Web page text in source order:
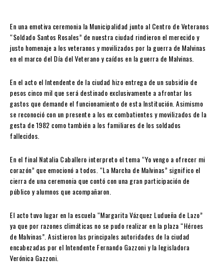
En una emotiva ceremonia la Municipalidad junto al Centro de Veteranos
“Soldado Santos Rosales” de nuestra ciudad rindieron el merecido y
justo homenaje a los veteranos y movilizados por la guerra de Malvinas
en el marco del Día del Veterano y caídos en la guerra de Malvinas.
En el acto el Intendente de la ciudad hizo entrega de un subsidio de
pesos cinco mil que será destinado exclusivamente a afrontar los
gastos que demande el funcionamiento de esta Institución. Asimismo
se reconoció con un presente a los ex combatientes y movilizados de la
gesta de 1982 como también a los familiares de los soldados
fallecidos.
En el final Natalia Caballero interpreto el tema “Yo vengo a ofrecer mi
corazón” que emocionó a todos. “La Marcha de Malvinas” significo el
cierra de una ceremonia que contó con una gran participación de
público y alumnos que acompañaron.
El acto tuvo lugar en la escuela “Margarita Vázquez Ludueña de Lazo”
ya que por razones climáticas no se pudo realizar en la plaza “Héroes
de Malvinas”. Asistieron las principales autoridades de la ciudad
encabezadas por el Intendente Fernando Gazzoni y la legisladora
Verónica Gazzoni.